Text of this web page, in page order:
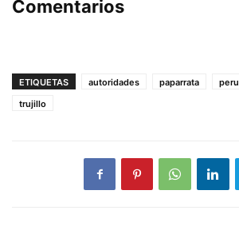
Comentarios
ETIQUETAS autoridades paparrata peru
trujillo